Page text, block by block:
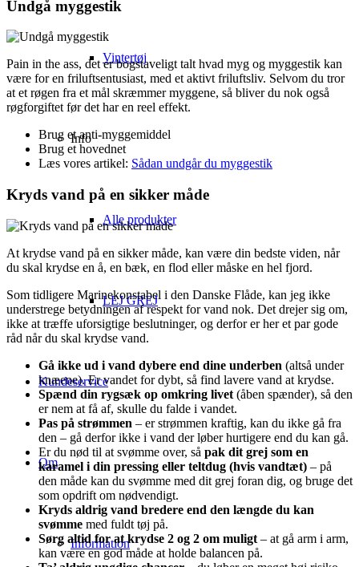
Vintertøj
Info
Alle produkter
LEJ GREJ
Kundeservice
Om
Information
Undgå myggestik
Pain in the ass, det er bogstaveligt talt hvad myg og myggestik kan
være for en friluftsentusiast, med et aktivt friluftsliv. Selvom du tror
at et røgen fra et mål skræmmer myggene, så bliver du nok også
røgforgiftet før det har en reel effekt.
Brug et anti-myggemiddel
Brug et hovednet
Læs vores artikel: Sådan undgår du myggestik
Kryds vand på en sikker måde
At krydse vand på en sikker måde, kan være din bedste viden, når
du skal krydse en å, en bæk, en flod eller måske en hel fjord.
Som tidligere Marinekonstabel i den Danske Flåde, kan jeg ikke
understrege betydningen af respekt for vand nok. Det drejer sig om,
ikke at træffe uforsigtige beslutninger, og derfor er her et par gode
råd når du skal krydse vand.
Gå ikke ud i vand dybere end dine underben (altså under
knæene). Er vandet for dybt, så find lavere vand at krydse.
Spænd din rygsæk op omkring livet (åben spænder), så den
er nem at få af, skulle du falde i vandet.
Pas på strømmen – er strømmen kraftig, kan du ikke gå fra
den – gå derfor ikke i vand der løber hurtigere end du kan gå.
Er du nød til at svømme over, så pak dit grej som en
karamel i din pressing eller teltdug (hvis vandtæt) – på
den måde kan du svømme med dit grej foran dig, og bruge det
som opdrift om nødvendigt.
Kryds aldrig vand bredere end den længde du kan
svømme med fuldt tøj på.
Sørg altid for at krydse 2 og 2 om muligt – at gå arm i arm,
kan være en god måde at holde balancen på.